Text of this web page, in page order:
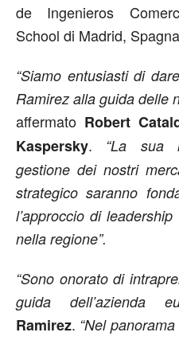
de Ingenieros
School di Madrid,
“Siamo entusiasti di
Ramirez alla guida delle
affermato Robert
Kaspersky. “La sua
gestione dei nostri
strategico saranno
l’approccio di
nella regione”.
“Sono onorato di
guida dell’azienda
Ramirez. “Nel